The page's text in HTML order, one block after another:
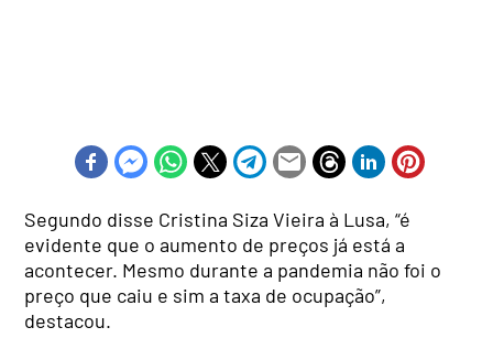
Segundo disse Cristina Siza Vieira à Lusa, “é
evidente que o aumento de preços já está a
acontecer. Mesmo durante a pandemia não foi o
preço que caiu e sim a taxa de ocupação”,
destacou.